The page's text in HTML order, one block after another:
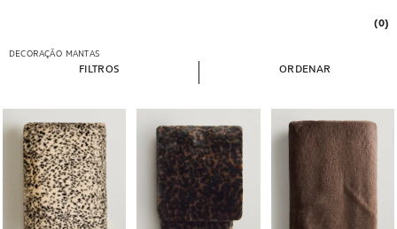
(0)
DECORAÇÃO MANTAS
FILTROS ORDENAR
Imagem alterada para 1 de 5Imagem alterada para 1 de 5Imagem alterada para